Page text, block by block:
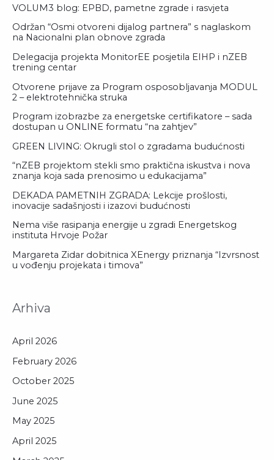
VOLUM3 blog: EPBD, pametne zgrade i rasvjeta
Održan “Osmi otvoreni dijalog partnera” s naglaskom
na Nacionalni plan obnove zgrada
Delegacija projekta MonitorEE posjetila EIHP i nZEB
trening centar
Otvorene prijave za Program osposobljavanja MODUL
2 – elektrotehnička struka
Program izobrazbe za energetske certifikatore – sada
dostupan u ONLINE formatu “na zahtjev”
GREEN LIVING: Okrugli stol o zgradama budućnosti
“nZEB projektom stekli smo praktična iskustva i nova
znanja koja sada prenosimo u edukacijama”
DEKADA PAMETNIH ZGRADA: Lekcije prošlosti,
inovacije sadašnjosti i izazovi budućnosti
Nema više rasipanja energije u zgradi Energetskog
instituta Hrvoje Požar
Margareta Zidar dobitnica XEnergy priznanja “Izvrsnost
u vođenju projekata i timova”
Arhiva
April 2026
February 2026
October 2025
June 2025
May 2025
April 2025